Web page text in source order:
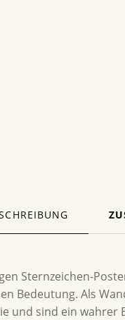
Sternzeichen-
Bedeutung. Als
und sind ein wahrer